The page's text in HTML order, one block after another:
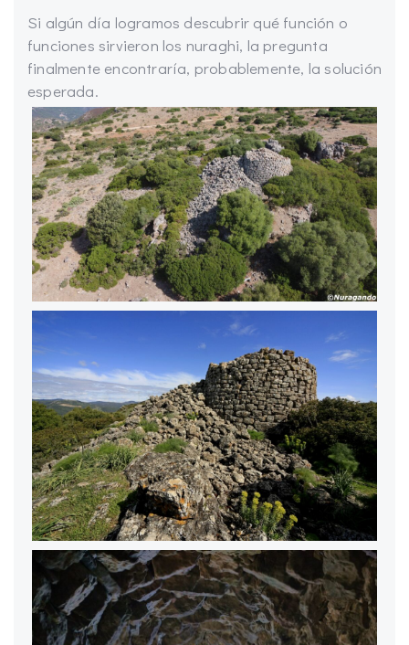
Si algún día logramos descubrir qué función o
funciones sirvieron los nuraghi, la pregunta
finalmente encontraría, probablemente, la solución
esperada.